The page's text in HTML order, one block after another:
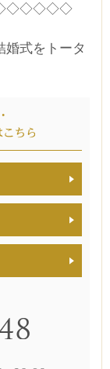
婚式をトータ